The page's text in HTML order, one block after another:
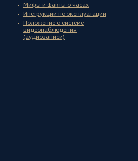
Мифы и факты о часах
Инструкции по эксплуатации
Положение о системе
видеонаблюдения
(аудиозаписи)